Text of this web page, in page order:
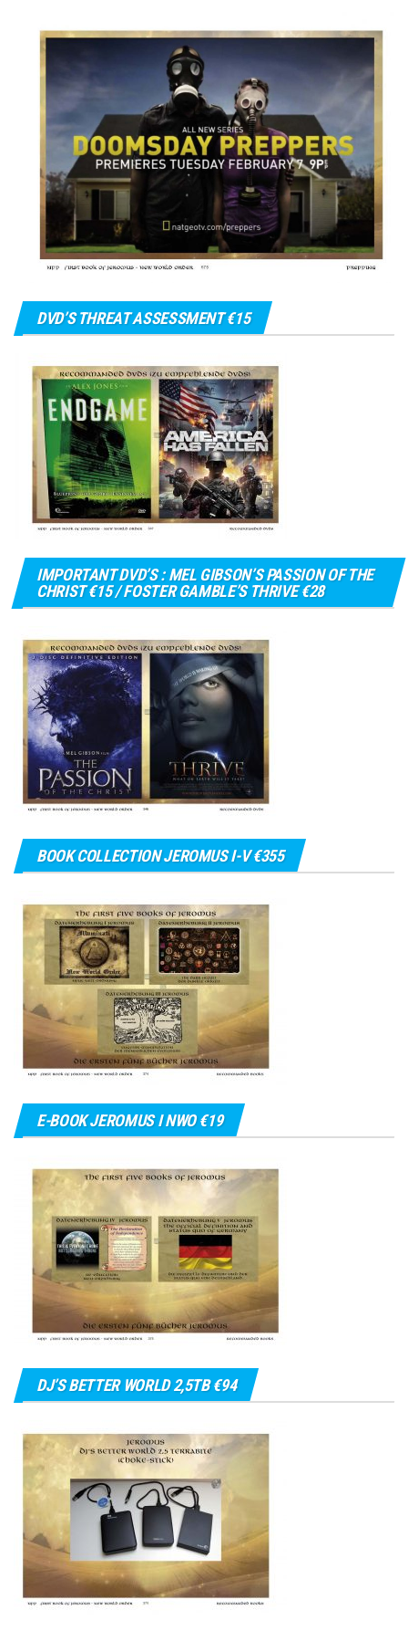
DVD’S THREAT ASSESSMENT €15
IMPORTANT DVD’S : MEL GIBSON’S PASSION OF THE
CHRIST €15 / FOSTER GAMBLE’S THRIVE €28
BOOK COLLECTION JEROMUS I-V €355
E-BOOK JEROMUS I NWO €19
DJ’S BETTER WORLD 2,5TB €94